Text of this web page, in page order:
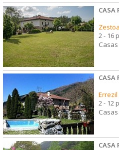
CASA
Zestoa
2 - 16
CASA
Errezil
2 - 12
CASA